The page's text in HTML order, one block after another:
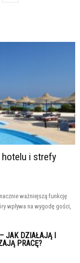
hotelu i strefy
ważniejszą funkcję
wpływa na wygodę gości,
JAK DZIAŁAJĄ I
PRACĘ?